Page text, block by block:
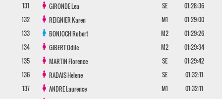
131
GIRONDELea SE
01:28:36
132
REIGNIERKaren M1
01:29:00
133
BONJOCHRobert M2
01:29:26
134
GIBERTOdile M2
01:29:34
135
MARTINFlorence SE
01:29:42
136
RADAISHelene SE
01:32:11
137
ANDRELaurence M1
01:32:11